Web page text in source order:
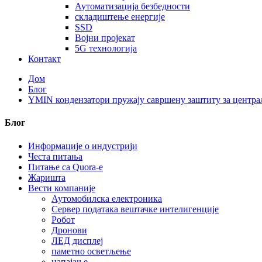
Аутоматизација безбедности
складиштење енергије
SSD
Војни пројекат
5G технологија
Контакт
Дом
Блог
YMIN кондензатори пружају савршену заштиту за
Блог
Информације о индустрији
Честа питања
Питање са Quora-е
Жаришта
Вести компаније
Аутомобилска електроника
Сервер података вештачке интелигенције
Робот
Дронови
ЛЕД дисплеј
паметно осветљење